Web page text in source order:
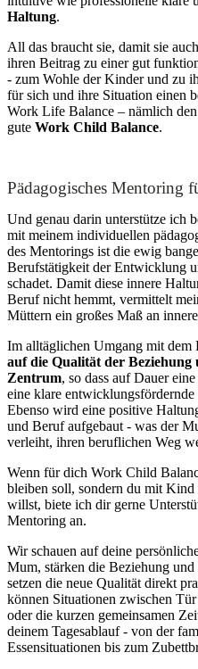
Haltung.
All das braucht sie, damit sie
ihren Beitrag zu einer gut
- zum Wohle der Kinder und zu
für sich und ihre Situation einen
Work Life Balance – nämlich den
gute Work Child Balance.
Pädagogisches Mentoring
Und genau darin unterstütze ich
mit meinem individuellen
des Mentorings ist die ewig
Berufstätigkeit der Entwicklung
schadet. Damit diese innere
Beruf nicht hemmt, vermittelt
Müttern ein großes Maß an
Im alltäglichen Umgang mit dem
auf die Qualität der
Zentrum, so dass auf Dauer
eine klare
Ebenso wird eine positive
und Beruf aufgebaut - was der
verleiht, ihren beruflichen Weg
Wenn für dich Work Child
bleiben soll, sondern du mit
willst, biete ich dir gerne
Mentoring an.
Wir schauen auf deine
Mum, stärken die Beziehung
setzen die neue Qualität direkt
können Situationen zwischen
oder die kurzen gemeinsamen
deinem Tagesablauf - von der
Essensituationen bis zum